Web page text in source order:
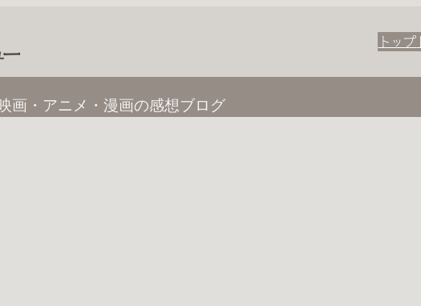
トップ
画・アニメ・漫画の感想ブログ